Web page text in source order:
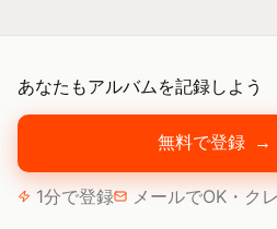
あなたもアルバムを記録しよう
無料で登録 →
1分で登録 メールでOK・ク